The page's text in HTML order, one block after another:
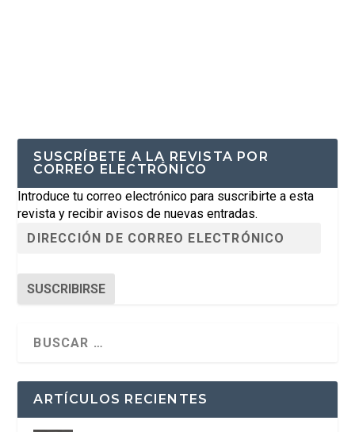
SUSCRÍBETE A LA REVISTA POR
CORREO ELECTRÓNICO
Introduce tu correo electrónico para suscribirte a esta
revista y recibir avisos de nuevas entradas.
SUSCRIBIRSE
ARTÍCULOS RECIENTES